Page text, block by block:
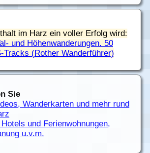
im Harz ein voller Erfolg wird:
und Höhenwanderungen. 50
Tracks (Rother Wanderführer)
Sie
Wanderkarten und mehr rund
und Ferienwohnungen,
u.v.m.